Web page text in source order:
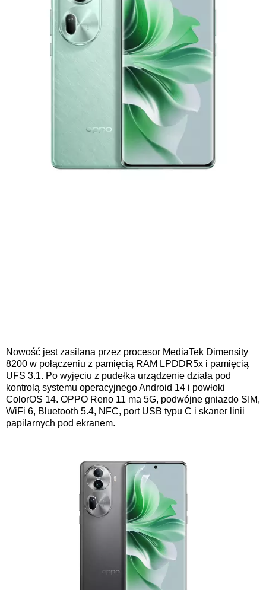
Nowość jest zasilana przez procesor MediaTek Dimensity
8200 w połączeniu z pamięcią RAM LPDDR5x i pamięcią
UFS 3.1. Po wyjęciu z pudełka urządzenie działa pod
kontrolą systemu operacyjnego Android 14 i powłoki
ColorOS 14. OPPO Reno 11 ma 5G, podwójne gniazdo SIM,
WiFi 6, Bluetooth 5.4, NFC, port USB typu C i skaner linii
papilarnych pod ekranem.